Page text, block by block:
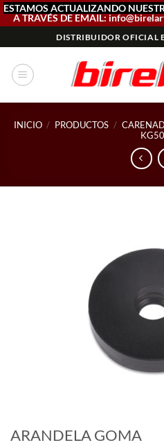
ESTAMOS ACTUALIZANDO
A TRAVÉS DE EMAIL:
al
contenido
DISTRIBUIDOR OFICIAL
INICIO / PRODUCTOS /
ARANDELA GOMA